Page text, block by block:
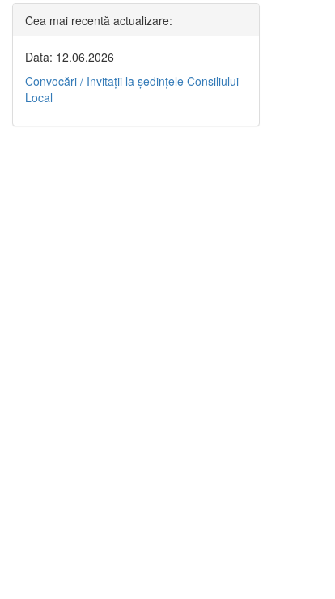
Cea mai recentă actualizare:
Data: 12.06.2026
Convocări / Invitaţii la şedinţele Consiliului
Local